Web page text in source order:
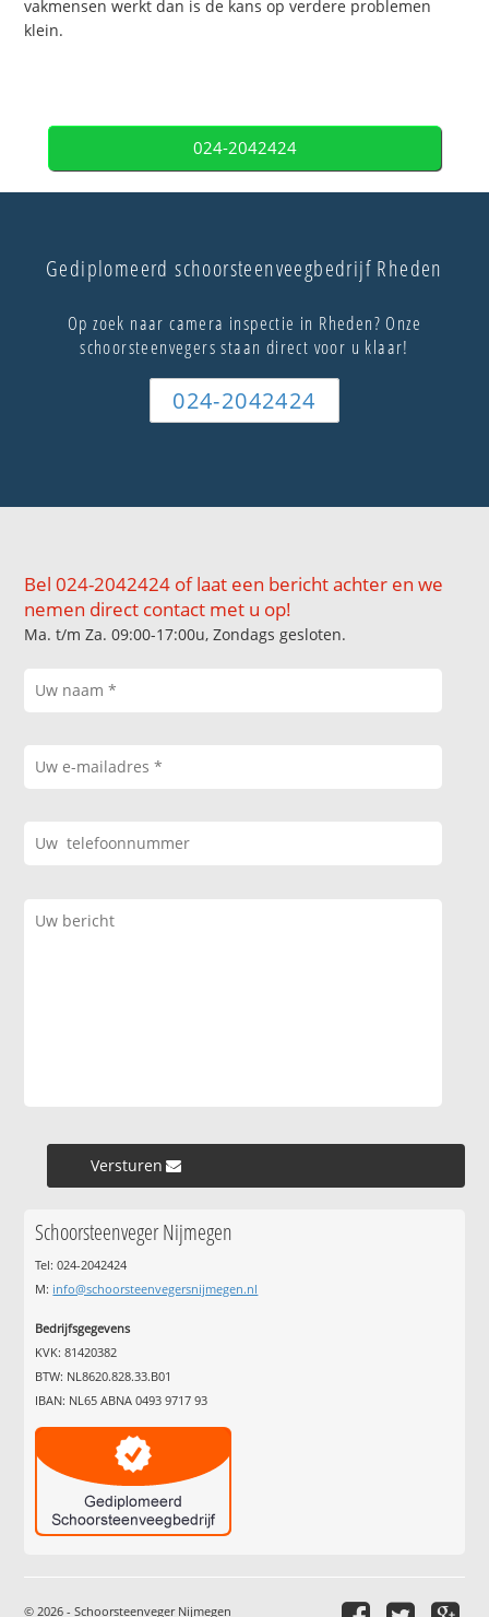
vakmensen werkt dan is de kans op verdere problemen
klein.
024-2042424
Gediplomeerd schoorsteenveegbedrijf Rheden
Op zoek naar camera inspectie in Rheden? Onze
schoorsteenvegers staan direct voor u klaar!
024-2042424
Bel 024-2042424 of laat een bericht achter en we
nemen direct contact met u op!
Ma. t/m Za. 09:00-17:00u, Zondags gesloten.
Versturen »
Schoorsteenveger Nijmegen
Tel: 024-2042424
M: info@schoorsteenvegersnijmegen.nl
Bedrijfsgegevens
KVK: 81420382
BTW: NL8620.828.33.B01
IBAN: NL65 ABNA 0493 9717 93
© 2026 - Schoorsteenveger Nijmegen